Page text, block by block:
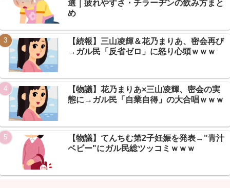
から」ｗｗｗ
NEW!
【速報】 NHKの性被害問題、性加害した番組出演者が衝撃告白！
NEW!
Powered by livedoor 相互RSS
選｜疲れやすさ・チラーヂンの飲み方まと
め
【続報】三山凌輝＆花乃まりあ、密会再び
→ガル民「反省ゼロ」に怒り心頭ｗｗｗ
【物議】花乃まりあ×三山凌輝、密会の実
態に→ガル民「自業自得」の大合唱ｗｗｗ
【物議】てんちむ第2子妊娠を発表→"青汁
ベビー"にガル民総ツッコミｗｗｗ